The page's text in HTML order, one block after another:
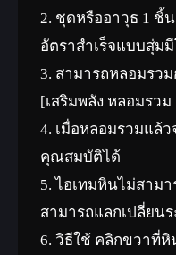
2. ชุดหรืออาวุธ 1 ชิ้
อัตราสำเร็จแบบสุ่ม
3. สามารถหลอมรว
[เสริมพลัง หลอมรว
4. เมื่อหลอมรวมแล้ว
คุณสมบัติได้
5. ไอเทมหินไม่สาม
สามารถแลกเปลี่ยน
6. วิธีใช้ คลิกขวาที่